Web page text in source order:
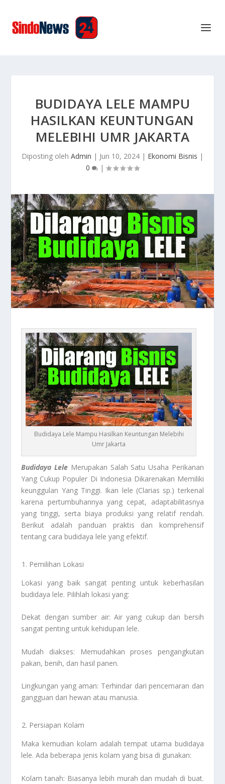
BUDIDAYA LELE MAMPU
HASILKAN KEUNTUNGAN
MELEBIHI UMR JAKARTA
Diposting oleh Admin | Jun 10, 2024 | Ekonomi Bisnis |
0
|
Budidaya Lele Mampu Hasilkan Keuntungan Melebihi
Umr Jakarta
Budidaya Lele Merupakan Salah Satu Usaha Perikanan
Yang Cukup Populer Di Indonesia Dikarenakan Memiliki
keunggulan Yang Tinggi. Ikan lele (Clarias sp.) terkenal
karena pertumbuhannya yang cepat, adaptabilitasnya
yang tinggi, serta biaya produksi yang relatif rendah.
Berikut adalah panduan praktis dan komprehensif
tentang cara budidaya lele yang efektif.
Pemilihan Lokasi
Lokasi yang baik sangat penting untuk keberhasilan
budidaya lele. Pilihlah lokasi yang:
Dekat dengan sumber air: Air yang cukup dan bersih
sangat penting untuk kehidupan lele.
Mudah diakses: Memudahkan proses pengangkutan
pakan, benih, dan hasil panen.
Lingkungan yang aman: Terhindar dari pencemaran dan
gangguan dari hewan atau manusia.
Persiapan Kolam
Maka kemudian kolam adalah tempat utama budidaya
lele. Ada beberapa jenis kolam yang bisa di gunakan:
Kolam tanah: Biasanya lebih murah dan mudah di buat.